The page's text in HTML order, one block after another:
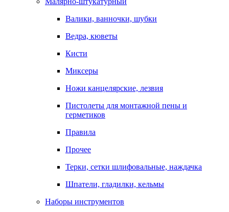
Валики, ванночки, шубки
Ведра, кюветы
Кисти
Миксеры
Ножи канцелярские, лезвия
Пистолеты для монтажной пены и
герметиков
Правила
Прочее
Терки, сетки шлифовальные, наждачка
Шпатели, гладилки, кельмы
Наборы инструментов